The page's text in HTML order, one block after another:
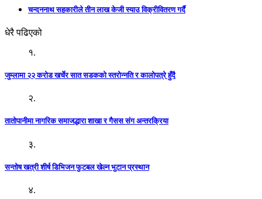
चन्दननाथ सहकारीले तीन लाख केजी स्याउ विक्रीवितरण गर्दै
धेरै पढिएको
१.
जुम्लामा २२ करोड खर्चेर सात सडकको स्तरोन्नति र कालोपत्रे हुँदै
२.
तातोपानीमा नागरिक समाजद्धारा शाखा र गैसस संग अन्तरक्रिया
३.
सन्तोष खत्री शीर्ष डिभिजन फुटबल खेल्न भुटान प्रस्थान
४.